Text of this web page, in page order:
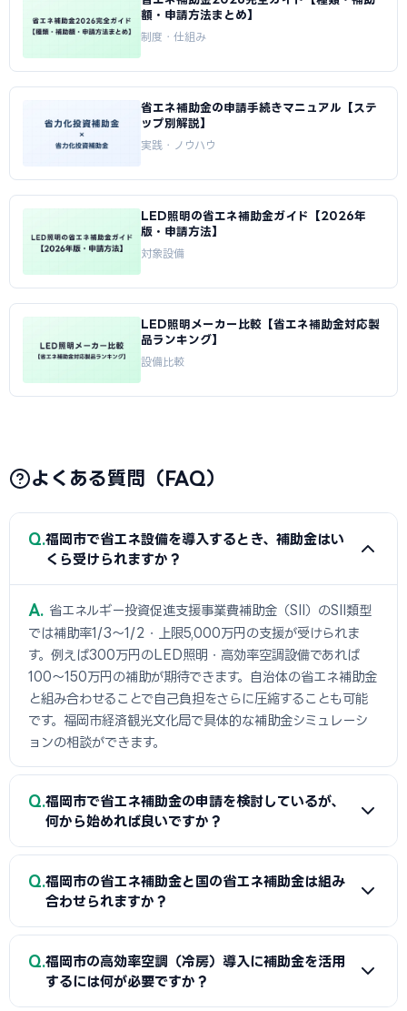
額・申請方法まとめ】
制度・仕組み
省エネ補助金の申請手続きマニュアル【ステ
ップ別解説】
実践・ノウハウ
LED照明の省エネ補助金ガイド【2026年
版・申請方法】
対象設備
LED照明メーカー比較【省エネ補助金対応製
品ランキング】
設備比較
よくある質問（FAQ）
Q 福岡市で省エネ設備を導入するとき、補助金はい
くら受けられますか？
A
省エネルギー投資促進支援事業費補助金（SII）のSII類型
では補助率1/3〜1/2・上限5,000万円の支援が受けられま
す。例えば300万円のLED照明・高効率空調設備であれば
100〜150万円の補助が期待できます。自治体の省エネ補助金
と組み合わせることで自己負担をさらに圧縮することも可能
です。福岡市経済観光文化局で具体的な補助金シミュレーシ
ョンの相談ができます。
Q 福岡市で省エネ補助金の申請を検討しているが、
何から始めれば良いですか？
A
まずは省エネ診断（無料または費用補助あり）を受けて
エネルギー使用状況を把握することが第一歩です。次に福岡
金の活用について相談し、GビズIDプライムの取得（2〜3週
間必要）を並行して進めましょう。公募スケジュールに合わせ
た準備が採択への近道です。
Q 福岡市の省エネ補助金と国の省エネ補助金は組み
合わせられますか？
A
経費項目が重複しなければ福岡市（または都道府県）の省
エネ補助金と国のSII補助金の併用が可能です。例えば太陽光
Q 福岡市の高効率空調（冷房）導入に補助金を活用
するには何が必要ですか？